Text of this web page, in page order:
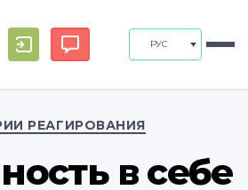
РУС
РЕАГИРОВАНИЯ
в себе